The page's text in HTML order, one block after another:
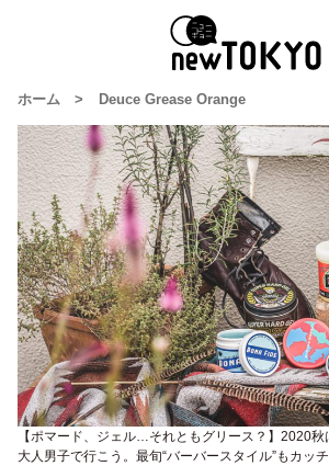
ホーム > Deuce Grease Orange
【ポマード、ジェル…それともグリース？】2020
大人男子で行こう。最旬“バーバースタイル”もカッ